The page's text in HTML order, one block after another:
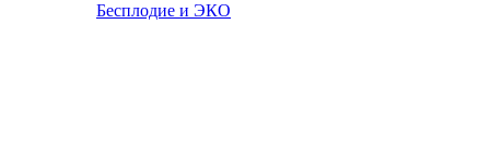
Бесплодие и ЭКО